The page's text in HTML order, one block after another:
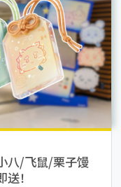
八/飞鼠/栗子馒
！